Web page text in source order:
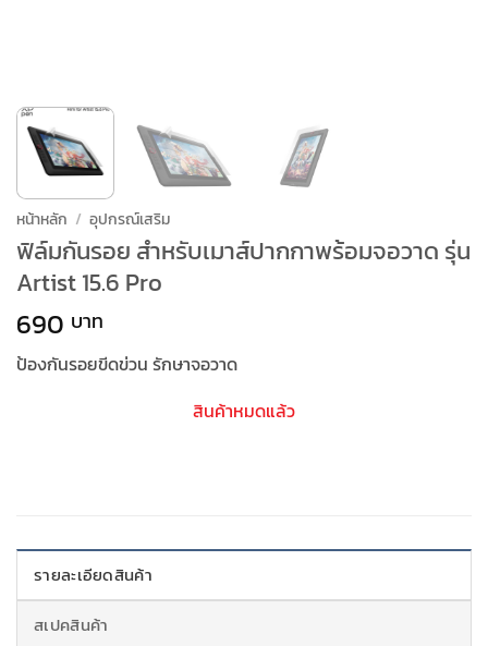
หน้าหลัก / อุปกรณ์เสริม
ฟิล์มกันรอย สำหรับเมาส์ปากกาพร้อมจอวาด รุ่น
Artist 15.6 Pro
690
ป้องกันรอยขีดข่วน รักษาจอวาด
สินค้าหมดแล้ว
รายละเอียดสินค้า
สเปคสินค้า